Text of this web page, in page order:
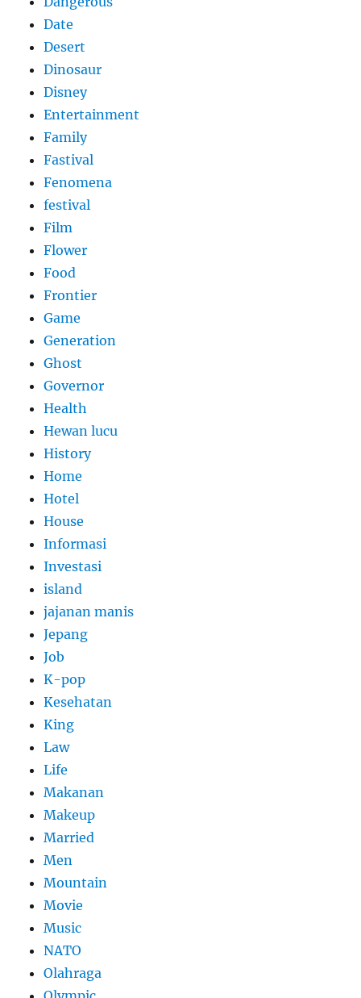
Date
Desert
Dinosaur
Disney
Entertainment
Family
Fastival
Fenomena
festival
Film
Flower
Food
Frontier
Game
Generation
Ghost
Governor
Health
Hewan lucu
History
Home
Hotel
House
Informasi
Investasi
island
jajanan manis
Jepang
Job
K-pop
Kesehatan
King
Law
Life
Makanan
Makeup
Married
Men
Mountain
Movie
Music
NATO
Olahraga